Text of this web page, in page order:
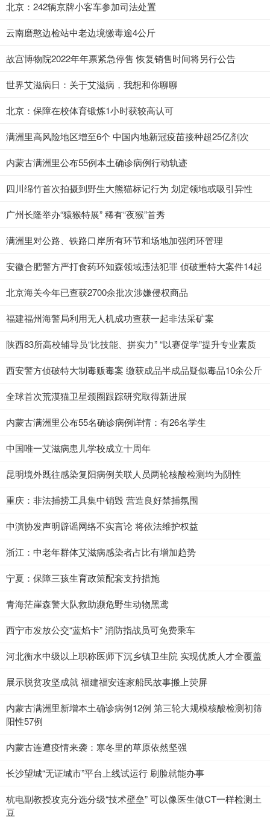
北京：242辆京牌小客车参加司法处置
云南磨憨边检站中老边境缴毒逾4公斤
故宫博物院2022年年票紧急停售 恢复销售时间将另行公告
世界艾滋病日：关于艾滋病，我想和你聊聊
北京：保障在校体育锻炼1小时获较高认可
满洲里高风险地区增至6个 中国内地新冠疫苗接种超25亿剂次
内蒙古满洲里公布55例本土确诊病例行动轨迹
四川绵竹首次拍摄到野生大熊猫标记行为 划定领地或吸引异性
广州长隆举办“猿猴特展” 稀有“夜猴”首秀
满洲里对公路、铁路口岸所有环节和场地加强闭环管理
安徽合肥警方严打食药环知森领域违法犯罪 侦破重特大案件14起
北京海关今年已查获2700余批次涉嫌侵权商品
福建福州海警局利用无人机成功查获一起非法采矿案
陕西83所高校辅导员“比技能、拼实力” “以赛促学”提升专业素质
西安警方侦破特大制毒贩毒案 缴获成品半成品疑似毒品10余公斤
全球首次荒漠猫卫星颈圈跟踪研究取得新进展
内蒙古满洲里公布55名确诊病例详情：有26名学生
中国唯一艾滋病患儿学校成立十周年
昆明境外既往感染复阳病例关联人员两轮核酸检测均为阴性
重庆：非法捕捞工具集中销毁 营造良好禁捕氛围
中演协发声明辟谣网络不实言论 将依法维护权益
浙江：中老年群体艾滋病感染者占比有增加趋势
宁夏：保障三孩生育政策配套支持措施
青海茫崖森警大队救助濒危野生动物黑鸢
西宁市发放公交“蓝焰卡” 消防指战员可免费乘车
河北衡水中级以上职称医师下沉乡镇卫生院 实现优质人才全覆盖
展示脱贫攻坚成就 福建福安连家船民故事搬上荧屏
内蒙古满洲里新增本土确诊病例12例 第三轮大规模核酸检测初筛
阳性57例
内蒙古连遭疫情来袭：寒冬里的草原依然坚强
长沙望城“无证城市”平台上线试运行 刷脸就能办事
杭电副教授攻克分选分级“技术壁垒” 可以像医生做CT一样检测土
豆